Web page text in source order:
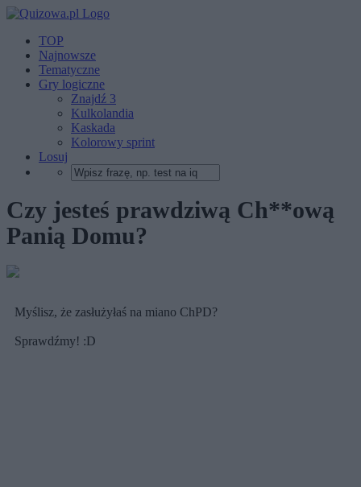
TOP
Najnowsze
Tematyczne
Gry logiczne
Znajdź 3
Kulkolandia
Kaskada
Kolorowy sprint
Losuj
Czy jesteś prawdziwą Ch**ową
Panią Domu?
Myślisz, że zasłużyłaś na miano ChPD?
Sprawdźmy! :D